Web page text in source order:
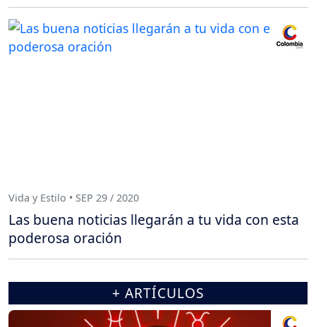
Vida y Estilo • SEP 29 / 2020
Las buena noticias llegarán a tu vida con esta
poderosa oración
+ ARTÍCULOS